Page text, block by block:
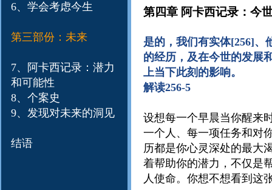
6、学会考虑今生
第三部份：未来
7、阿卡西记录：潜力
和可能性
8、个案史
9、发现对未来的洞见
结语
第四章 阿卡西记录：今
是的，我们有实体[256]、
的经历，及在今世的发展
上当下此刻的影响。
解读256-5
设想每一个早晨当你醒来
一个人、每一项任务和对
历都是你心灵深处的最大
着帮助你的潜力，不仅是
人使命。你想不想看到这